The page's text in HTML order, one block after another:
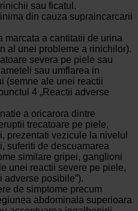
sau ficatul.
din cauza supraincarcarii
marcata a cantitatii de urina
al unei probleme a rinichilor).
severa pe piele sau
sau umflarea in
(semne ale unei reactii
4 „Reactii adverse
a oricarora dintre
trecatoare pe piele,
prezentati vezicule la nivelul
suferiti de descuamarea
similare gripei, ganglioni
unei reactii severe pe piele,
adverse posibile”).
de simptome precum
abdominala superioara